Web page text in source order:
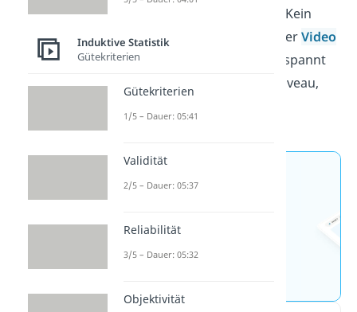
Du lernst lieber audiovisuell? Kein
Problem, dann schau‘ dir unserVideo
an und erfahre dort ganz entspannt
alles wichtige zu Signifikanzniveau,
Jetzt neu: Teste dein
kostenlosen Aufgaben 🚀
Induktive Statistik
Gütekriterien
Gütekriterien
1/5 – Dauer: 05:41
Validität
2/5 – Dauer: 05:37
Reliabilität
3/5 – Dauer: 05:32
Objektivität